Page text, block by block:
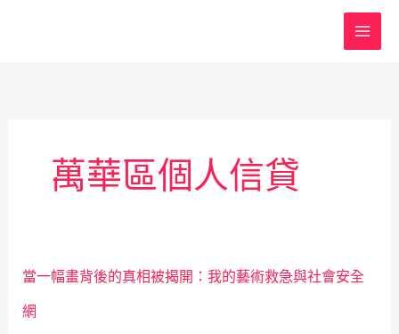
萬華區個人信貸
當一幅畫背後的真相被揭開：我的藝術救急與社會安全
網